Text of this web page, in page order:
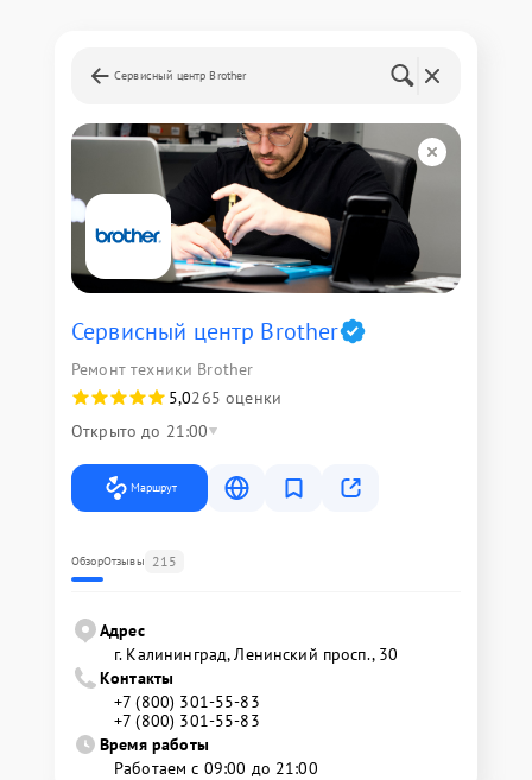
Сервисный центр Brother
Сервисный центр Brother
Ремонт техники Brother
5,0265 оценки
Открыто до 21:00
Маршрут
ОбзорОтзывы 215
Адрес
г. Калининград, Ленинский просп., 30
Контакты
+7 (800) 301-55-83
+7 (800) 301-55-83
Время работы
Работаем с 09:00 до 21:00